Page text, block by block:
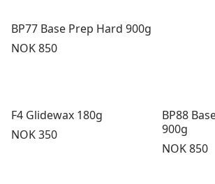
BP77 Base Prep Hard 900g
Pris:
NOK 850
F4 Glidewax 180g
Pris:
NOK 350
BP88
900g
Pris:
NOK 850